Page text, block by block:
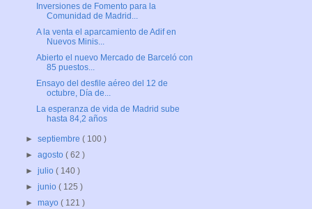
Inversiones de Fomento para la
Comunidad de Madrid...
A la venta el aparcamiento de Adif en
Nuevos Minis...
Abierto el nuevo Mercado de Barceló con
85 puestos...
Ensayo del desfile aéreo del 12 de
octubre, Día de...
La esperanza de vida de Madrid sube
hasta 84,2 años
►septiembre( 100 )
►agosto( 62 )
►julio( 140 )
►junio( 125 )
►mayo( 121 )